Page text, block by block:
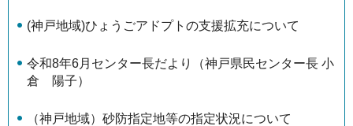
(神戸地域)ひょうごアドプトの支援拡充について
令和8年6月センター長だより（神戸県民センター長 小
倉 陽子）
（神戸地域）砂防指定地等の指定状況について